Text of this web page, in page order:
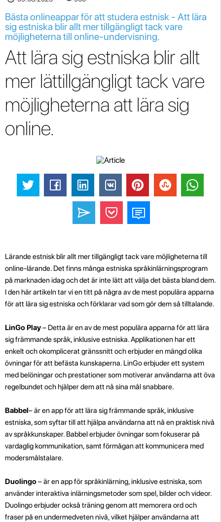
Bästa onlineappar för att studera estnisk - Att lära
sig estniska blir allt mer tillgängligt tack vare
möjligheterna till online-undervisning.
Att lära sig estniska blir allt
mer lättillgängligt tack vare
möjligheterna att lära sig
online.
Lärande estnisk blir allt mer tillgängligt tack vare möjligheterna till
online-lärande. Det finns många estniska språkinlärningsprogram
på marknaden idag och det är inte lätt att välja det bästa bland dem.
I den här artikeln tar vi en titt på några av de mest populära apparna
för att lära sig estniska och förklarar vad som gör dem så tilltalande.
LinGo Play– Detta är en av de mest populära apparna för att lära
sig främmande språk, inklusive estniska. Applikationen har ett
enkelt och okomplicerat gränssnitt och erbjuder en mängd olika
övningar för att befästa kunskaperna. LinGo erbjuder ett system
med belöningar och prestationer som motiverar användarna att öva
regelbundet och hjälper dem att nå sina mål snabbare.
Babbel– är en app för att lära sig främmande språk, inklusive
estniska, som syftar till att hjälpa användarna att nå en praktisk nivå
av språkkunskaper. Babbel erbjuder övningar som fokuserar på
vardaglig kommunikation, samt förmågan att kommunicera med
modersmålstalare.
Duolingo– är en app för språkinlärning, inklusive estniska, som
använder interaktiva inlärningsmetoder som spel, bilder och videor.
Duolingo erbjuder också träning genom att memorera ord och
fraser på en undermedveten nivå, vilket hjälper användarna att